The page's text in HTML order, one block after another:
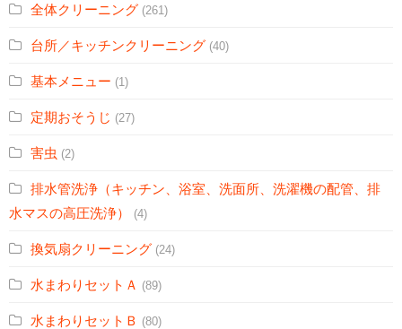
全体クリーニング (261)
台所／キッチンクリーニング (40)
基本メニュー (1)
定期おそうじ (27)
害虫 (2)
排水管洗浄（キッチン、浴室、洗面所、洗濯機の配管、排
水マスの高圧洗浄）
(4)
換気扇クリーニング (24)
水まわりセットＡ (89)
水まわりセットＢ (80)